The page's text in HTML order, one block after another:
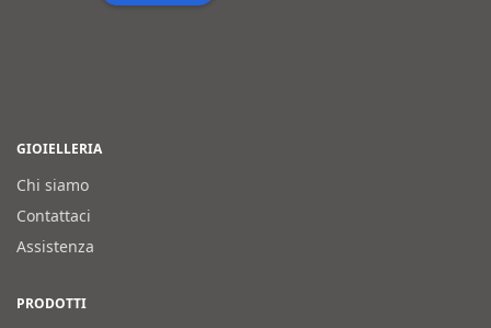
GIOIELLERIA
Chi siamo
Contattaci
Assistenza
PRODOTTI